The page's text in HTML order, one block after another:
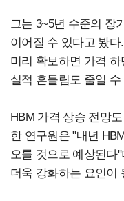
그는 3~5년 수준의 장
이어질 수 있다고 봤
미리 확보하면 가격
실적 흔들림도 줄일
HBM 가격 상승 전망
한 연구원은 "내년
오를 것으로 예상된다
더욱 강화하는 요인이